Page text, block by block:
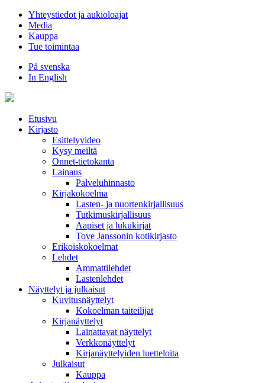
Hyppää
sisältöön
Yhteystiedot ja aukioloajat
Media
Kauppa
Tue toimintaa
På svenska
In English
Etusivu
Kirjasto
Esittelyvideo
Kysy meiltä
Onnet-tietokanta
Lainaus
Palveluhinnasto
Kirjakokoelma
Lasten- ja nuortenkirjallisuus
Tutkimuskirjallisuus
Aapiset ja lukukirjat
Tove Janssonin kotikirjasto
Erikoiskokoelmat
Lehdet
Ammattilehdet
Lastenlehdet
Näyttelyt ja julkaisut
Kuvitusnäyttelyt
Kokoelman taiteilijat
Kirjanäyttelyt
Lainattavat näyttelyt
Verkkonäyttelyt
Kirjanäyttelyiden luetteloita
Julkaisut
Kauppa